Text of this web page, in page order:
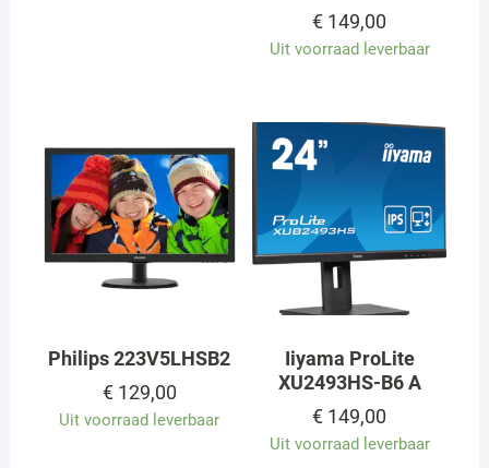
€ 149,00
Uit voorraad leverbaar
Philips 223V5LHSB2
€129,00
Uit voorraad leverbaar
Iiyama ProLite
XU2493HS-B6 A
€ 149,00
Uit voorraad leverbaar